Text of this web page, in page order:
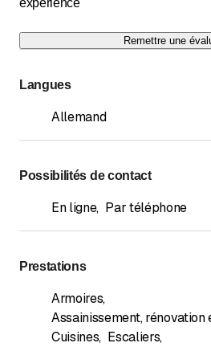
expérience
Remettre une
Langues
Allemand
Possibilités de contact
En ligne, Par téléphone
Prestations
Armoires,
Assainissement,
Cuisines, Escaliers,